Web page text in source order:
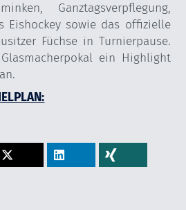
Ganztagsverpflegung,
Eishockey sowie das offizielle
Füchse in Turnierpause.
ein Highlight